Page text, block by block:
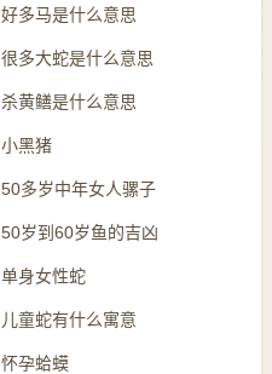
好多马是什么意思
很多大蛇是什么意思
杀黄鳝是什么意思
小黑猪
50多岁中年女人骡子
50岁到60岁鱼的吉凶
单身女性蛇
儿童蛇有什么寓意
怀孕蛤蟆